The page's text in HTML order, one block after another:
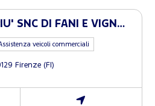
Ford AUTODUEPIU' SNC DI FANI E VIGNALI
veicoli commerciali
Firenze (FI)